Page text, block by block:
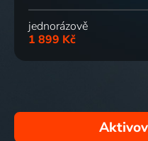
jednorázově
1 899 Kč